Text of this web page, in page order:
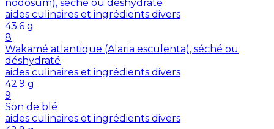
nodosum), séché ou déshydraté
aides culinaires et ingrédients divers
43.6 g
8
Wakamé atlantique (Alaria esculenta), séché ou
déshydraté
aides culinaires et ingrédients divers
42.9 g
9
Son de blé
aides culinaires et ingrédients divers